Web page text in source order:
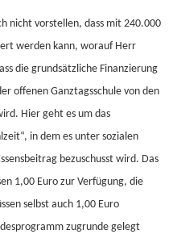
nicht vorstellen, dass mit 240.000
werden kann, worauf Herr
die grundsätzliche Finanzierung
offenen Ganztagsschule von den
Hier geht es um das
in dem es unter sozialen
bezuschusst wird. Das
1,00 Euro zur Verfügung, die
selbst auch 1,00 Euro
zugrunde gelegt